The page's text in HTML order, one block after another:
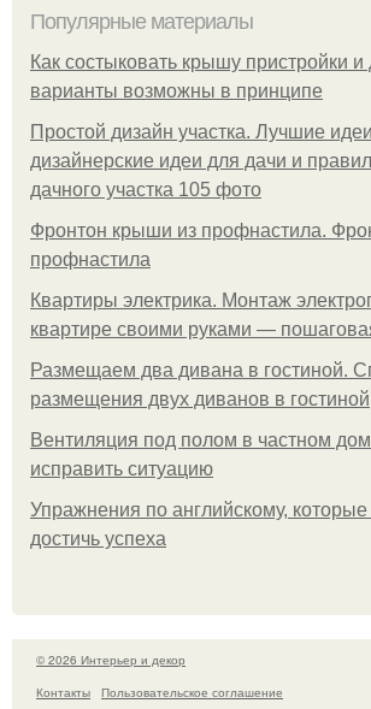
Популярные материалы
Как состыковать крышу пристройки и
варианты возможны в принципе
Простой дизайн участка. Лучшие
дизайнерские идеи для дачи и
дачного участка 105 фото
Фронтон крыши из профнастила.
профнастила
Квартиры электрика. Монтаж
квартире своими руками —
Размещаем два дивана в гостиной.
размещения двух диванов в гостиной
Вентиляция под полом в частном
исправить ситуацию
Упражнения по английскому,
достичь успеха
© 2026 Интерьер и декор
Контакты
Пользовательское соглашение